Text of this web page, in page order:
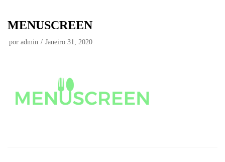
para
MENUSCREEN
por admin Janeiro 31, 2020